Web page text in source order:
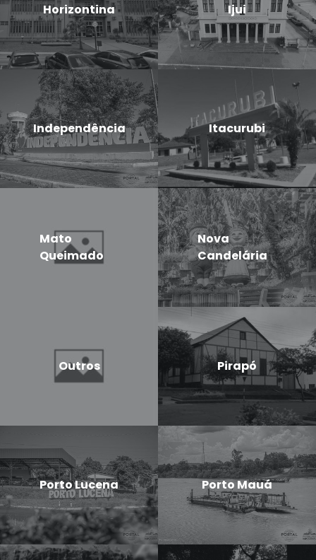
Horizontina Ijui
Independência Itacurubi
Mato
Queimado
Nova
Candelária
Outros Pirapó
Porto Lucena Porto Mauá